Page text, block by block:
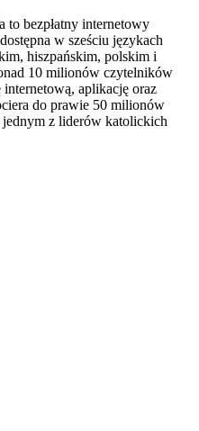
bezpłatny internetowy
w sześciu językach
hiszpańskim, polskim i
10 milionów czytelników
aplikację oraz
do prawie 50 milionów
jednym z liderów katolickich